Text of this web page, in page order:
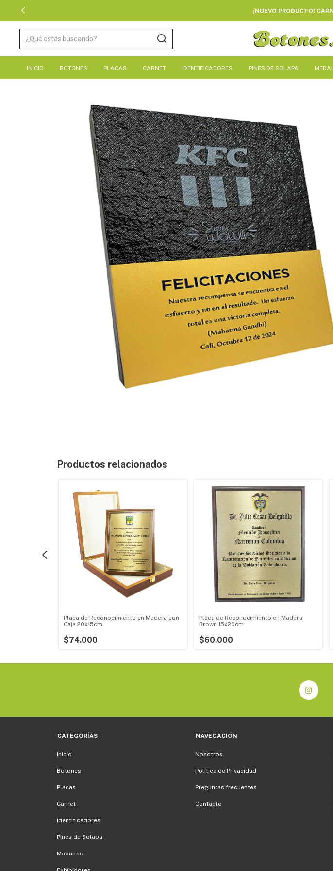
¡NUEVO PRODUCTO!
INICIO BOTONES PLACAS CARNET IDENTIFICADORES PINES DE SOLAPA
Productos relacionados
Placa de Reconocimiento en Madera con
Caja 20x15cm
$74.000
Placa de Reconocimiento en Madera
Brown 15x20cm
$60.000
CATEGORÍAS
Inicio
Botones
Placas
Carnet
Identificadores
Pines de Solapa
Medallas
NAVEGACIÓN
Nosotros
Política de Privacidad
Preguntas frecuentes
Contacto